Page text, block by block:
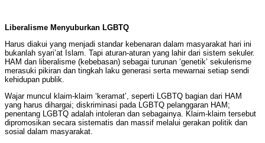
Liberalisme Menyuburkan LGBTQ
Harus diakui yang menjadi standar kebenaran dalam masyarakat hari ini
bukanlah syari’at Islam. Tapi aturan-aturan yang lahir dari sistem sekuler.
HAM dan liberalisme (kebebasan) sebagai turunan ‘genetik’ sekulerisme
merasuki pikiran dan tingkah laku generasi serta mewarnai setiap sendi
kehidupan publik.
Wajar muncul klaim-klaim ‘keramat’, seperti LGBTQ bagian dari HAM
yang harus dihargai; diskriminasi pada LGBTQ pelanggaran HAM;
penentang LGBTQ adalah intoleran dan sebagainya. Klaim-klaim tersebut
dipromosikan secara sistematis dan massif melalui gerakan politik dan
sosial dalam masyarakat.